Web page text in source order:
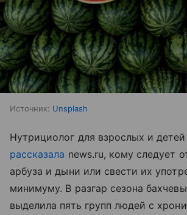
Источник: Unsplash
Нутрициолог для взрослых и
рассказала news.ru, кому следует
арбуза и дыни или свести их
минимуму. В разгар сезона
выделила пять групп людей с